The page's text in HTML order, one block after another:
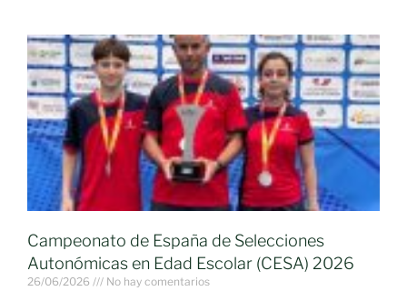
Campeonato de España de Selecciones
Autonómicas en Edad Escolar (CESA) 2026
26/06/2026 No hay comentarios